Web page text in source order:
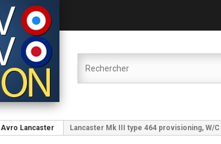
Avro Lancaster Lancaster Mk III type 464 provisioning, W/